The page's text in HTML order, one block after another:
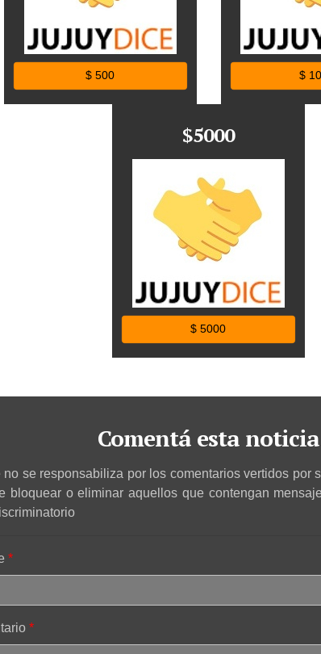
$ 500 $
$5000
$ 5000
Comentá esta noticia
se responsabiliza por los comentarios vertidos por
bloquear o eliminar aquellos que contengan